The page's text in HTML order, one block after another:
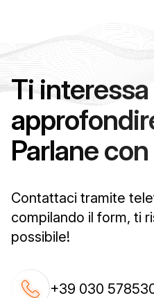
Ti interessa
Parlane
Contattaci tramite
compilando il form, ti
possibile!
+39 030